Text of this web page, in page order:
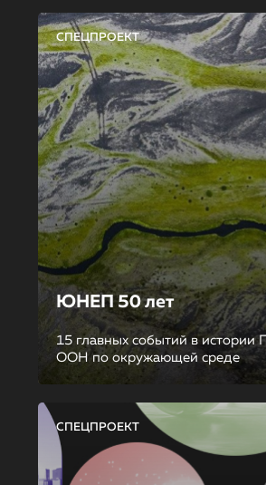
СПЕЦПРОЕКТ
ЮНЕП 50 лет
15 главных событий в истории
ООН по окружающей среде
СПЕЦПРОЕКТ